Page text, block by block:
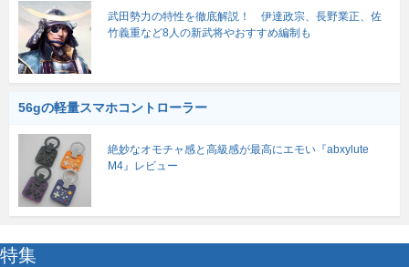
武田勢力の特性を徹底解説！ 伊達政宗、長野業正、佐
竹義重など8人の新武将やおすすめ編制も
56gの軽量スマホコントローラー
絶妙なオモチャ感と高級感が最高にエモい『abxylute
M4』レビュー
特集